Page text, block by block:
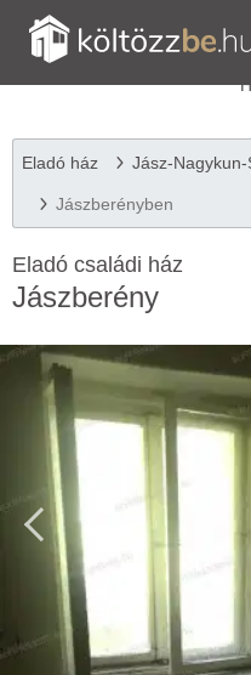
Eladó ház Jász-
Jászberényben
Eladó családi ház
Jászberény